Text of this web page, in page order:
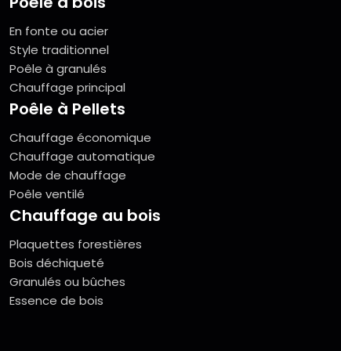
En fonte ou acier
Style traditionnel
Poêle à granulés
Chauffage principal
Poêle à Pellets
Chauffage économique
Chauffage automatique
Mode de chauffage
Poêle ventilé
Chauffage au bois
Plaquettes forestières
Bois déchiqueté
Granulés ou bûches
Essence de bois